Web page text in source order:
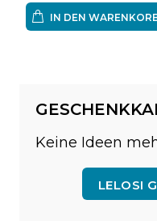
IN DEN
Keine Ideen
LELOSI